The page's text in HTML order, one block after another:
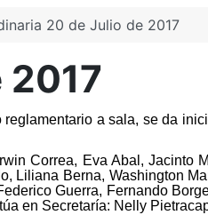
20 de Julio de 2017
2017
a sala, se da
Correa, Eva Abal, Jacinto
Liliana Berna, Washington
Guerra, Fernando
en Secretaría: Nelly